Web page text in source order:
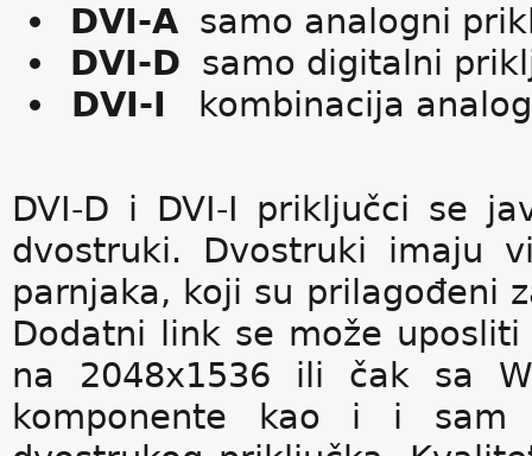
DVI-Asamo analogni
DVI-D samo digitalni
DVI-I kombinacija
DVI-D i DVI-I priključci se
dvostruki. Dvostruki imaju
parnjaka, koji su prilagođeni
Dodatni link se može
na 2048x1536 ili čak sa
komponente kao i i sam